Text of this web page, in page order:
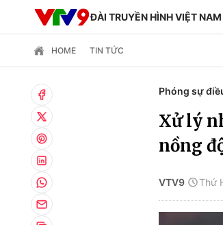
ĐÀI TRUYỀN HÌNH VIỆT NAM
HOME TIN TỨC
Phóng sự
Xử lý
nồng
VTV9 Thứ